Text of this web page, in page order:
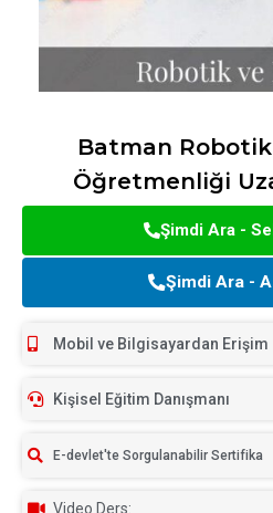
Batman
Öğretmenliği
Şimdi Ara -
Şimdi Ara -
Mobil ve Bilgisayardan Erişim
Kişisel Eğitim Danışmanı
E-devlet'te Sorgulanabilir Sertifika
Video Ders: